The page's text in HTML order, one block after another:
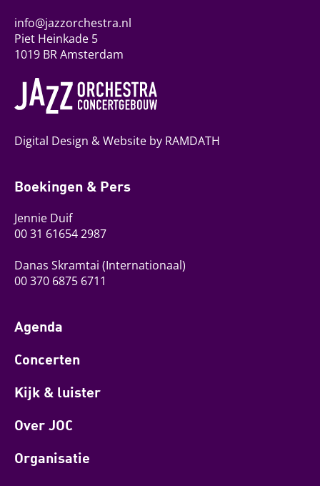
info@jazzorchestra.nl
Piet Heinkade 5
1019 BR Amsterdam
Digital Design & Website by RAMDATH
Boekingen & Pers
Jennie Duif
00 31 61654 2987
Danas Skramtai (Internationaal)
00 370 6875 6711
Agenda
Concerten
Kijk & luister
Over JOC
Organisatie